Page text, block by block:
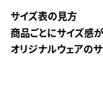
サイズ表の見方
商品ごとにサイズ感
オリジナルウェアの